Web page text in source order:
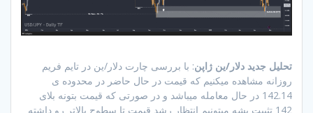
تحلیل جدید دلار/ین ژاپن: با بررسی چارت دلار/ین در تایم فریم
روزانه مشاهده میکنیم که قیمت در حال حاضر در محدوده ی
142.14 در حال معامله میباشد و در صورتی که قیمت بتونه بلای
142 تثبیت بشه میتونیم انتظار رشد قیمت تا سطوح بالاتر رو داشته